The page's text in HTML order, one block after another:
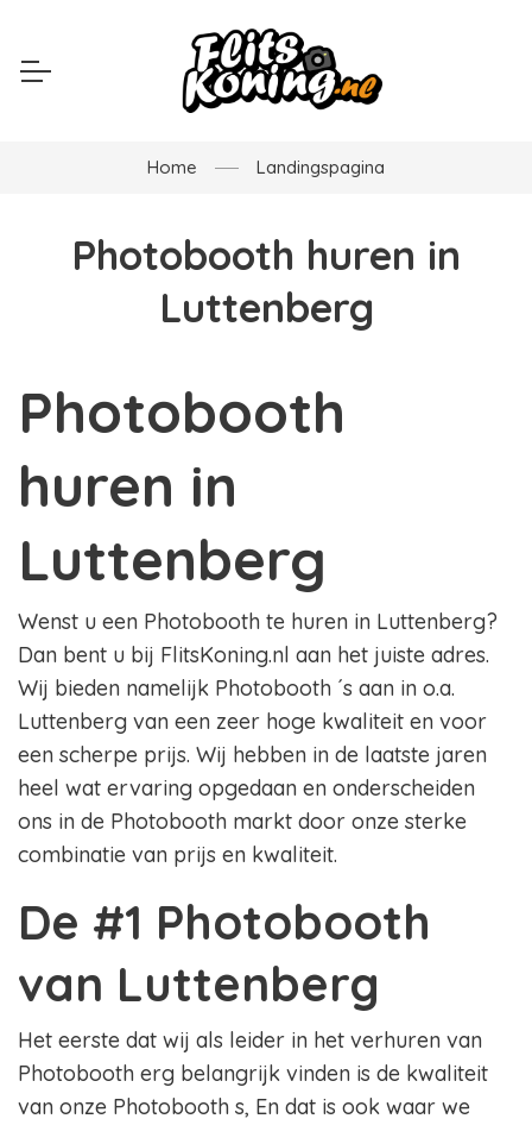
Home Landingspagina
Photobooth huren in
Luttenberg
Photobooth
huren in
Luttenberg
Wenst u een Photobooth te huren in Luttenberg?
Dan bent u bij FlitsKoning.nl aan het juiste adres.
Wij bieden namelijk Photobooth ´s aan in o.a.
Luttenberg van een zeer hoge kwaliteit en voor
een scherpe prijs. Wij hebben in de laatste jaren
heel wat ervaring opgedaan en onderscheiden
ons in de Photobooth markt door onze sterke
combinatie van prijs en kwaliteit.
De #1 Photobooth
van Luttenberg
Het eerste dat wij als leider in het verhuren van
Photobooth erg belangrijk vinden is de kwaliteit
van onze Photobooth s, En dat is ook waar we